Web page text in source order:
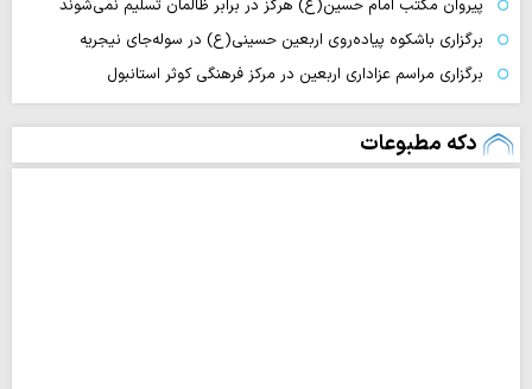
پیروان مکتب امام حسین(ع) هرگز در برابر ظالمان تسلیم نمی‌شوند
برگزاری باشکوه پیاده‌روی اربعین حسینی(ع) در سوله‌جای نیجریه
برگزاری مراسم عزاداری اربعین در مرکز فرهنگی کوثر استانبول
دکه مطبوعات